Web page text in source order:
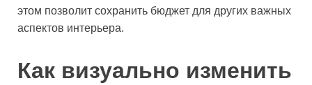
этом позволит сохранить бюджет для других важных
аспектов интерьера.
Как визуально изменить